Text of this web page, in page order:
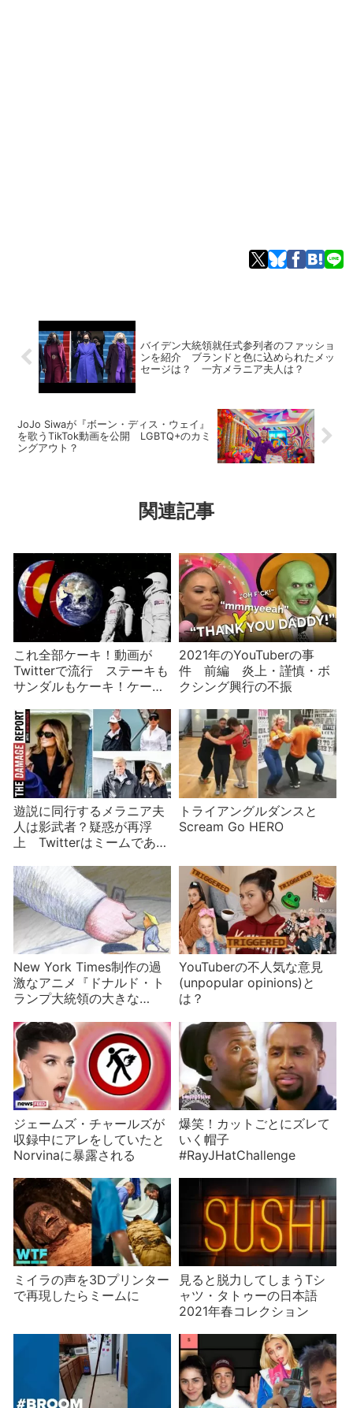
バイデン大統領就任式参列者のファッショ
ンを紹介 ブランドと色に込められたメッ
セージは？ 一方メラニア夫人は？
JoJo Siwaが『ボーン・ディス・ウェイ』
を歌うTikTok動画を公開 LGBTQ+のカミ
ングアウト？
関連記事
これ全部ケーキ！動画が
Twitterで流行 ステーキも
サンダルもケーキ！ケーキ
2021年のYouTuberの事
件 前編 炎上・謹慎・ボ
クシング興行の不振
遊説に同行するメラニア夫
人は影武者？疑惑が再浮
上 Twitterはミームであふ
トライアングルダンスと
Scream Go HERO
New York Times制作の過
激なアニメ『ドナルド・ト
ランプ大統領の大きな
YouTuberの不人気な意見
(unpopular opinions)と
は？
ジェームズ・チャールズが
収録中にアレをしていたと
Norvinaに暴露される
爆笑！カットごとにズレて
いく帽子
#RayJHatChallenge
ミイラの声を3Dプリンター
で再現したらミームに
見ると脱力してしまうTシ
ャツ・タトゥーの日本語
2021年春コレクション